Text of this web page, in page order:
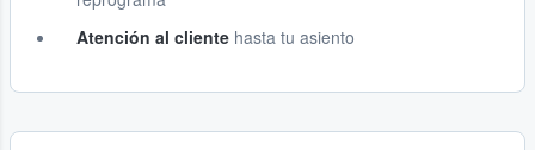
Atención al cliente hasta tu asiento